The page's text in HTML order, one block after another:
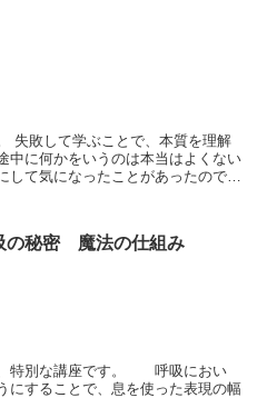
失敗して学ぶことで、本質を理解
中に何かをいうのは本当はよくない
して気になったことがあったので、
の秘密 魔法の仕組み
、特別な講座です。 呼吸におい
にすることで、息を使った表現の幅